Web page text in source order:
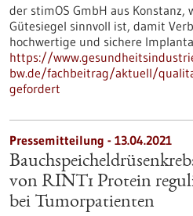
der stimOS GmbH aus
Gütesiegel sinnvoll ist, damit
hochwertige und sichere
https://
bw.de/fachbeitrag/aktuell/
gefordert
Pressemitteilung - 13.04.2021
von RINT1 Protein
bei Tumorpatienten